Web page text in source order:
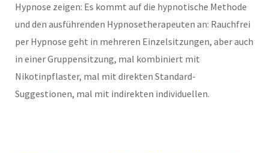
Hypnose zeigen: Es kommt auf die hypnotische Methode
und den ausführenden Hypnosetherapeuten an: Rauchfrei
per Hypnose geht in mehreren Einzelsitzungen, aber auch
in einer Gruppensitzung, mal kombiniert mit
Nikotinpflaster, mal mit direkten Standard-
Suggestionen, mal mit indirekten individuellen.